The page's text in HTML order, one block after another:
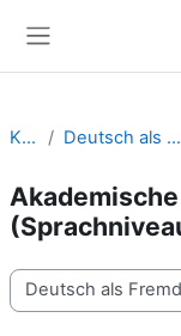
Kurzy Deutsch als Fremdsprache
Kategorie kurzů